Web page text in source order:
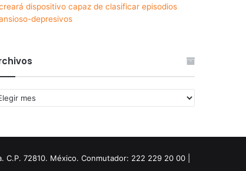
dispositivo capaz de clasificar episodios
depresivos
72810. México. Conmutador: 222 229 20 00 |